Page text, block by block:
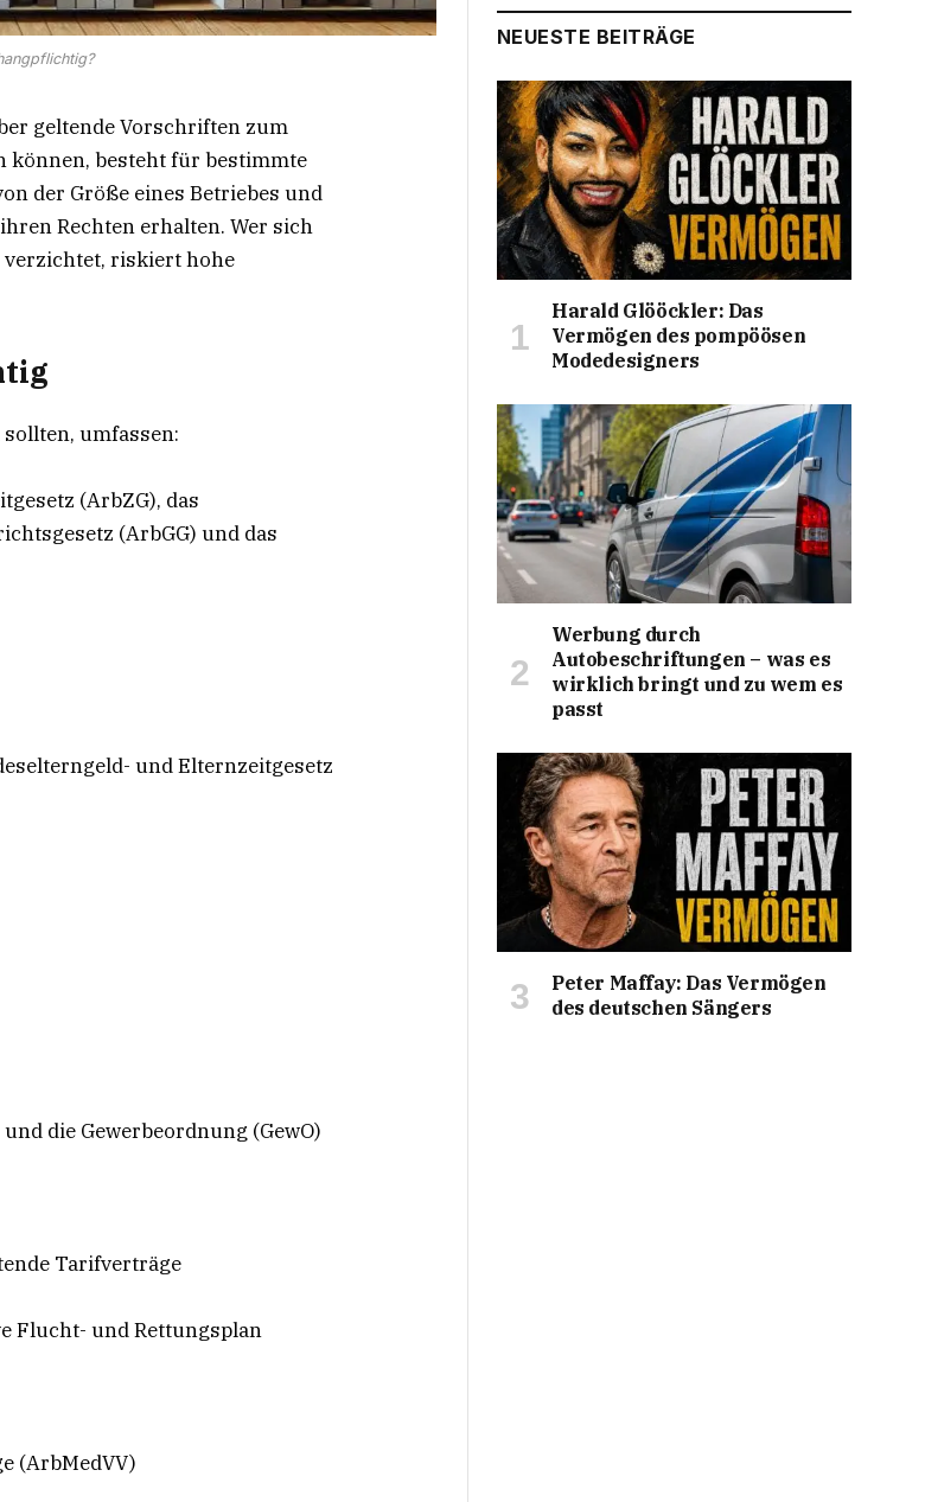
geltende Vorschriften zum
können, besteht für bestimmte
der Größe eines Betriebes und
Rechten erhalten. Wer sich
riskiert hohe
umfassen:
(ArbZG), das
(ArbGG) und das
und Elternzeitgesetz
die Gewerbeordnung (GewO)
Tarifverträge
Flucht- und Rettungsplan
(ArbMedVV)
NEUESTE BEITRÄGE
Harald Glööckler: Das
Vermögen des pompöösen
Modedesigners
Werbung durch
Autobeschriftungen – was es
wirklich bringt und zu wem es
passt
Peter Maffay: Das Vermögen
des deutschen Sängers